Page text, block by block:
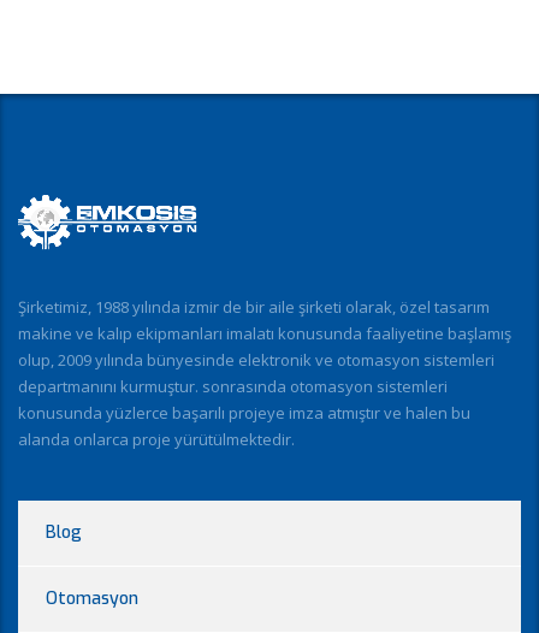
Şirketimiz, 1988 yılında izmir de bir aile şirketi olarak, özel tasarım
makine ve kalıp ekipmanları imalatı konusunda faaliyetine başlamış
olup, 2009 yılında bünyesinde elektronik ve otomasyon sistemleri
departmanını kurmuştur. sonrasında otomasyon sistemleri
konusunda yüzlerce başarılı projeye imza atmıştır ve halen bu
alanda onlarca proje yürütülmektedir.
Blog
Otomasyon